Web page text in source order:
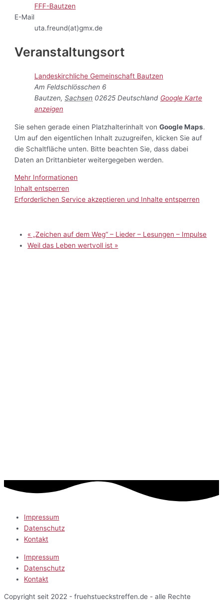
FFF-Bautzen
E-Mail
uta.freund(at)gmx.de
Veranstaltungsort
Landeskirchliche Gemeinschaft Bautzen
Am Feldschlösschen 6
Bautzen, Sachsen 02625 Deutschland Google Karte
anzeigen
Sie sehen gerade einen Platzhalterinhalt vonGoogle Maps.
Um auf den eigentlichen Inhalt zuzugreifen, klicken Sie auf
die Schaltfläche unten. Bitte beachten Sie, dass dabei
Daten an Drittanbieter weitergegeben werden.
Mehr Informationen
Inhalt entsperren
Erforderlichen Service akzeptieren und Inhalte entsperren
« „Zeichen auf dem Weg“ – Lieder – Lesungen – Impulse
Weil das Leben wertvoll ist »
Impressum
Datenschutz
Kontakt
Impressum
Datenschutz
Kontakt
Copyright seit 2022 - fruehstueckstreffen.de - alle Rechte